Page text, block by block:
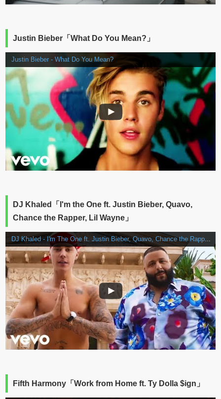
Justin Bieber「What Do You Mean?」
Justin Bieber - What Do You Mean?
DJ Khaled「I'm the One ft. Justin Bieber, Quavo,
Chance the Rapper, Lil Wayne」
Fifth Harmony「Work from Home ft. Ty Dolla $ign」